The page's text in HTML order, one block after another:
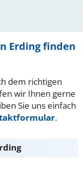
Erding finden
dem richtigen
wir Ihnen gerne
Sie uns einfach
.